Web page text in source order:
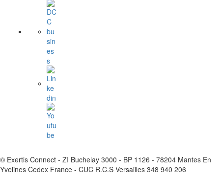
© Exertis Connect - ZI Buchelay 3000 - BP 1126 - 78204 Mantes En
Yvelines Cedex France - CUC R.C.S Versailles 348 940 206